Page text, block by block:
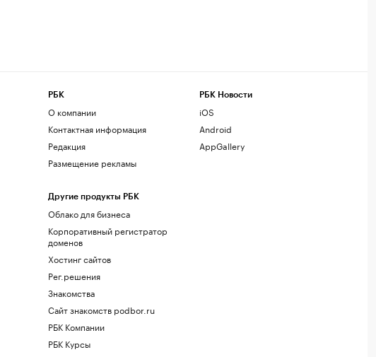
РБК
О компании
Контактная информация
Редакция
Размещение рекламы
Другие продукты РБК
Облако для бизнеса
Корпоративный регистратор
доменов
Хостинг сайтов
Рег.решения
Знакомства
Сайт знакомств podbor.ru
РБК Компании
РБК Курсы
РБК Новости
iOS
Android
AppGallery